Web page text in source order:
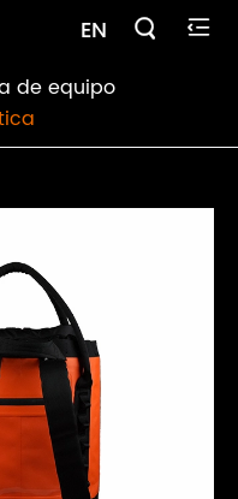
EN  
de equipo